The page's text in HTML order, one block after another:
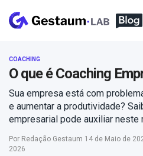
COACHING
O que é Coaching
Sua empresa está com
e aumentar a produtividade?
empresarial pode auxiliar neste
Por Redação Gestaum 14 de Maio de
2026